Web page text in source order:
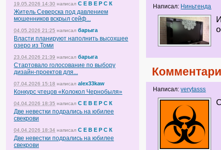
19.05.2026 14:30 написал С Е В Е Р С К
Житель Северска под давлением
мошенников вскрыл сейф...
04.05.2026 21:25 написал барыга
Власти планируют наполнить высохшее
озеро из Томи
23.04.2026 21:39 написал барыга
Стартовало голосование по выбору
дизайн-проектов для...
07.04.2026 15:18 написал alex33kaw
Конкурс чтецов «Колокол Чернобыля»
04.04.2026 18:35 написал С Е В Е Р С К
Две невестки подрались на юбилее
свекрови
04.04.2026 18:34 написал С Е В Е Р С К
Две невестки подрались на юбилее
свекрови
Написал: Ниньтенда
Написал:verytasss